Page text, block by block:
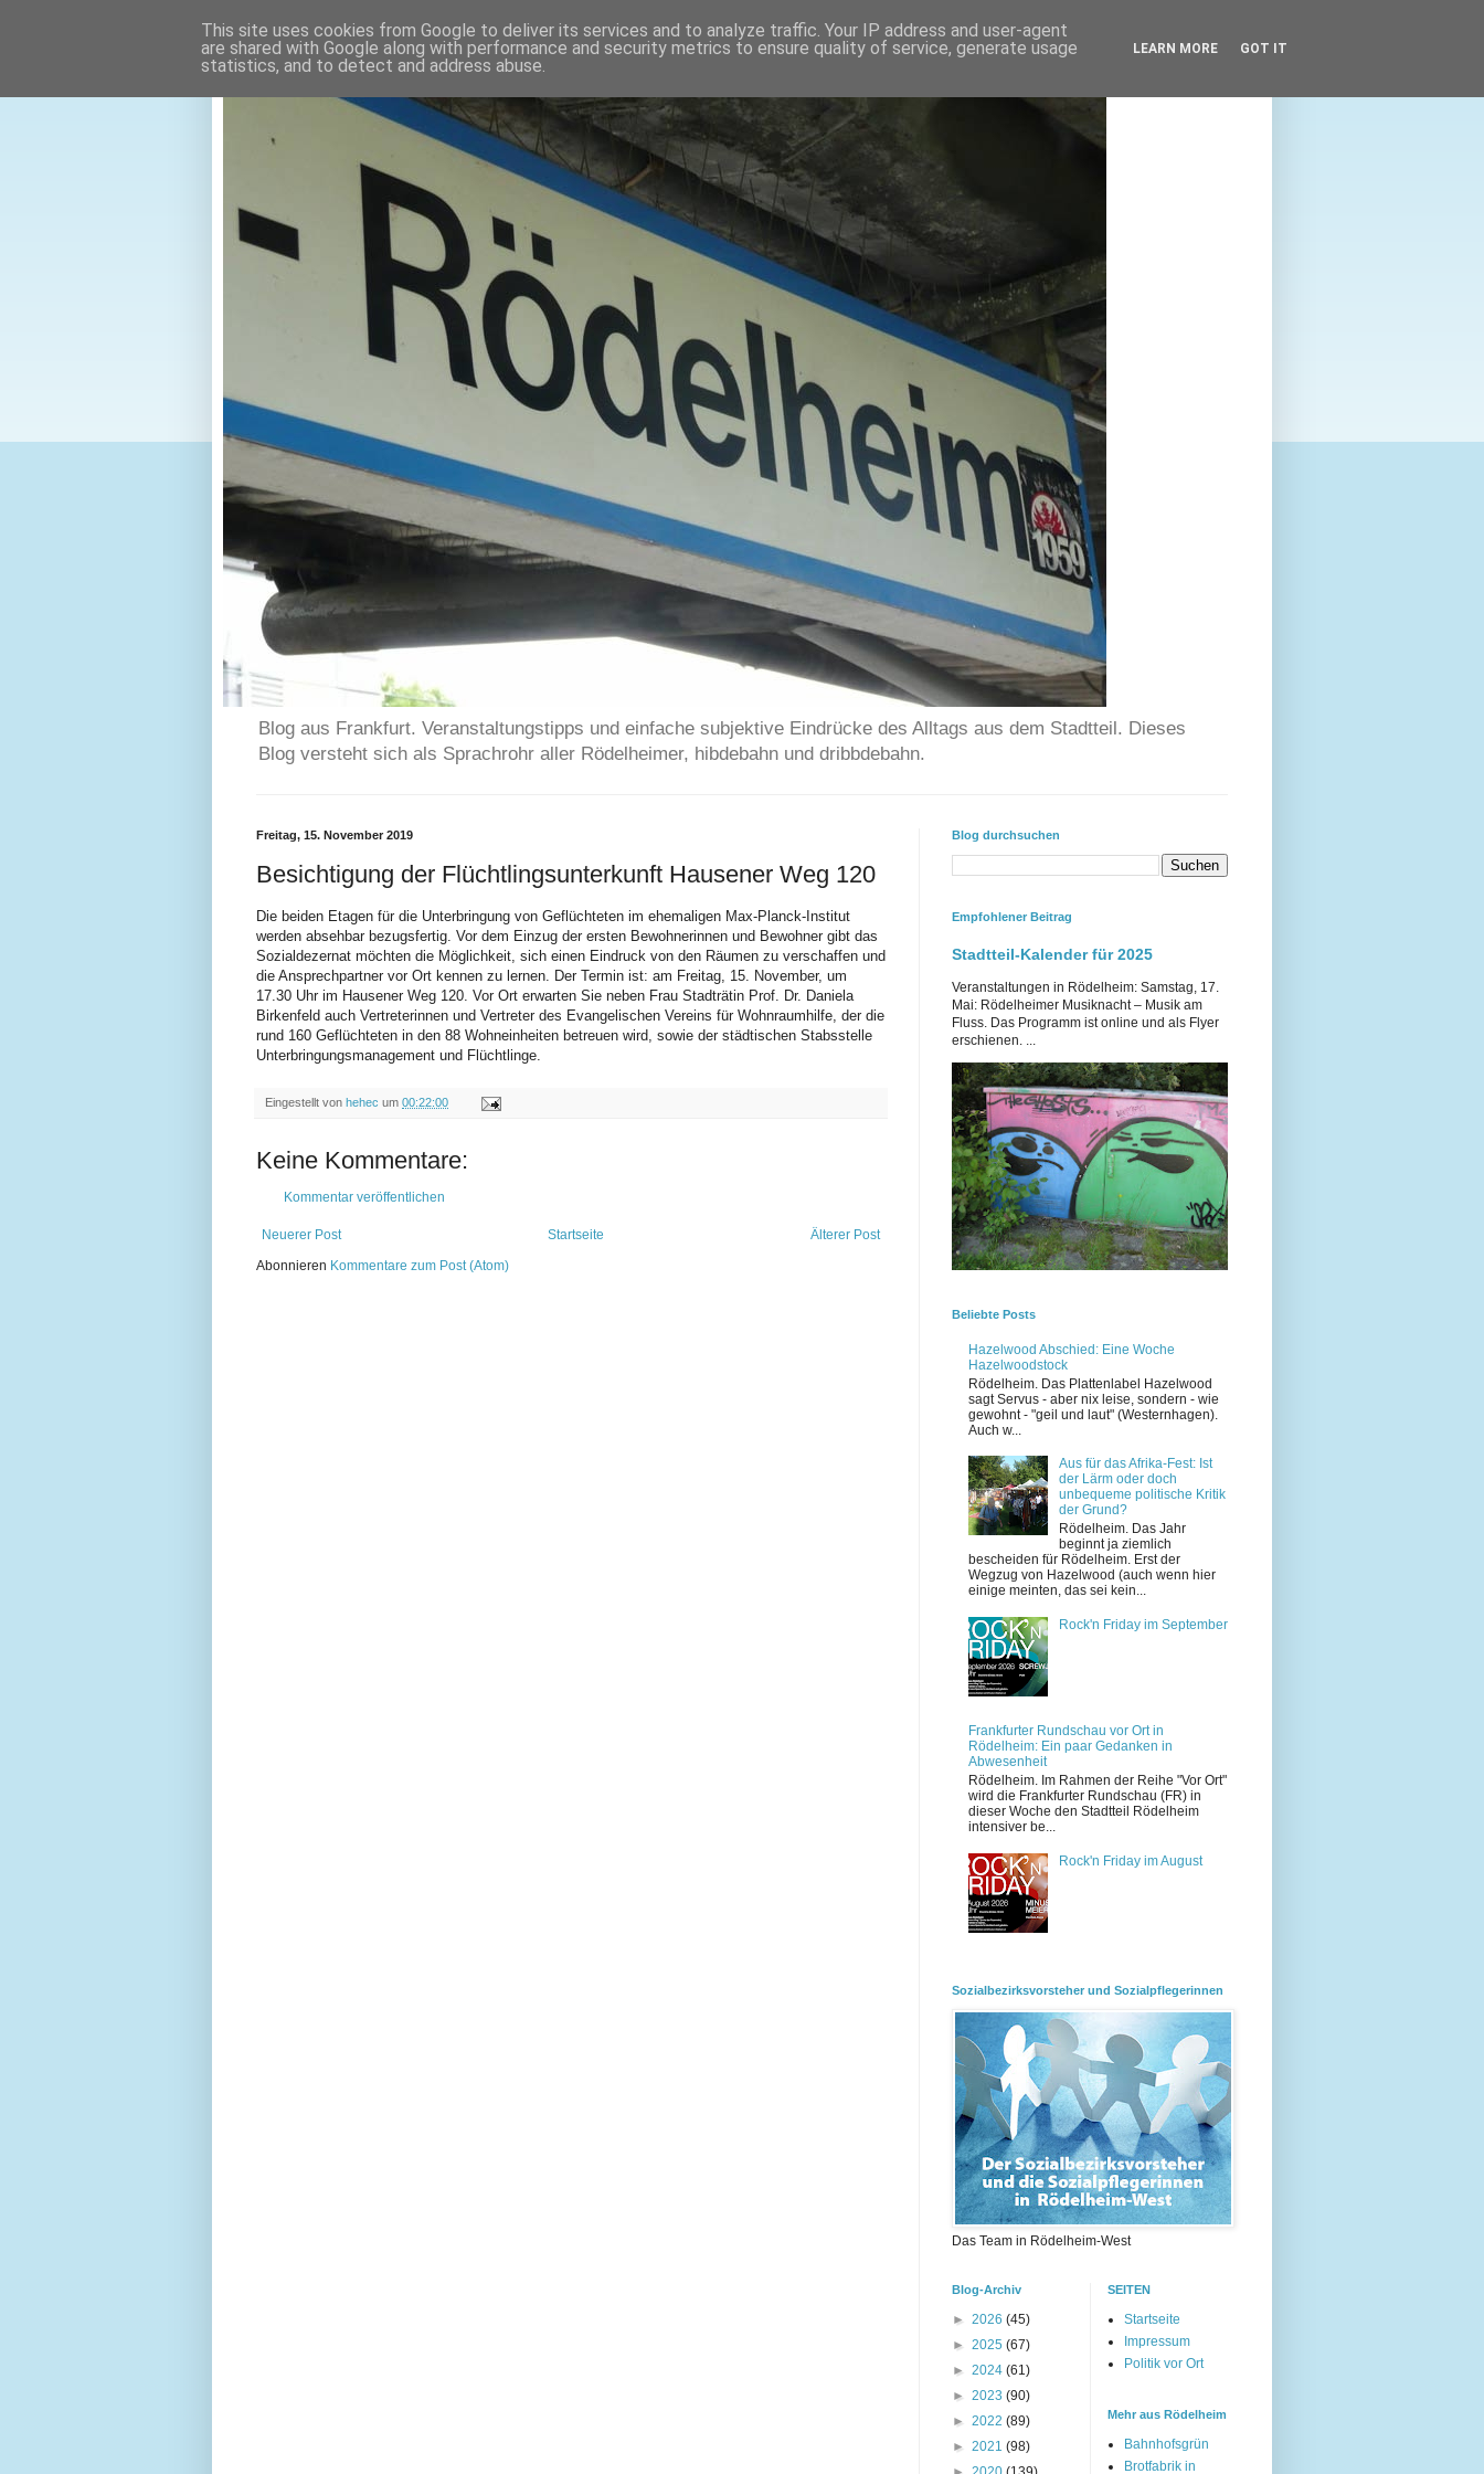
Blog aus Frankfurt. Veranstaltungstipps und einfache subjektive Eindrücke des Alltags aus dem Stadtteil. Dieses
Blog versteht sich als Sprachrohr aller Rödelheimer, hibdebahn und dribbdebahn.
Freitag, 15. November 2019
Besichtigung der Flüchtlingsunterkunft Hausener Weg 120
Die beiden Etagen für die Unterbringung von Geflüchteten im ehemaligen Max-Planck-Institut
werden absehbar bezugsfertig. Vor dem Einzug der ersten Bewohnerinnen und Bewohner gibt das
Sozialdezernat möchten die Möglichkeit, sich einen Eindruck von den Räumen zu verschaffen und
die Ansprechpartner vor Ort kennen zu lernen. Der Termin ist: am Freitag, 15. November, um
17.30 Uhr im Hausener Weg 120. Vor Ort erwarten Sie neben Frau Stadträtin Prof. Dr. Daniela
Birkenfeld auch Vertreterinnen und Vertreter des Evangelischen Vereins für Wohnraumhilfe, der die
rund 160 Geflüchteten in den 88 Wohneinheiten betreuen wird, sowie der städtischen Stabsstelle
Unterbringungsmanagement und Flüchtlinge.
Eingestellt von hehec um 00:22:00
Keine Kommentare:
Kommentar veröffentlichen
Neuerer Post Älterer Post
Startseite
Abonnieren Kommentare zum Post (Atom)
Blog durchsuchen
Empfohlener Beitrag
Stadtteil-Kalender für 2025
Veranstaltungen in Rödelheim: Samstag, 17.
Mai: Rödelheimer Musiknacht – Musik am
Fluss. Das Programm ist online und als Flyer
erschienen. ...
Beliebte Posts
Hazelwood Abschied: Eine Woche
Hazelwoodstock
Rödelheim. Das Plattenlabel Hazelwood
sagt Servus - aber nix leise, sondern - wie
gewohnt - "geil und laut" (Westernhagen).
Auch w...
Aus für das Afrika-Fest: Ist
der Lärm oder doch
unbequeme politische Kritik
der Grund?
Rödelheim. Das Jahr
beginnt ja ziemlich
bescheiden für Rödelheim. Erst der
Wegzug von Hazelwood (auch wenn hier
einige meinten, das sei kein...
Rock'n Friday im September
Frankfurter Rundschau vor Ort in
Rödelheim: Ein paar Gedanken in
Abwesenheit
Rödelheim. Im Rahmen der Reihe "Vor Ort"
wird die Frankfurter Rundschau (FR) in
dieser Woche den Stadtteil Rödelheim
intensiver be...
Rock'n Friday im August
Sozialbezirksvorsteher und Sozialpflegerinnen
Das Team in Rödelheim-West
Blog-Archiv
► 2026 (45)
► 2025 (67)
► 2024 (61)
► 2023 (90)
► 2022 (89)
► 2021 (98)
SEITEN
Startseite
Impressum
Politik vor Ort
Mehr aus Rödelheim
Bahnhofsgrün
Brotfabrik in
This site uses cookies from Google to deliver its services and to analyze traffic. Your IP address and user-agent
are shared with Google along with performance and security metrics to ensure quality of service, generate usage
statistics, and to detect and address abuse.
LEARN MORE GOT IT